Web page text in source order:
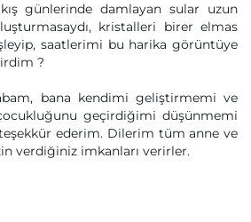
günlerinde damlayan sular uzun
kristalleri birer elmas
saatlerimi bu harika görüntüye
?
bana kendimi geliştirmemi ve
geçirdiğimi düşünmemi
teşekkür ederim. Dilerim tüm anne ve
verdiğiniz imkanları verirler.